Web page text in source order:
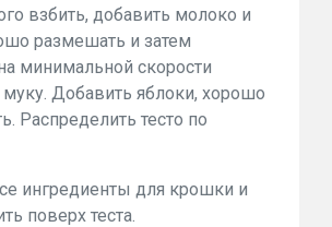
взбить, добавить молоко и
размешать и затем
минимальной скорости
Добавить яблоки, хорошо
Распределить тесто по
ингредиенты для крошки и
поверх теста.